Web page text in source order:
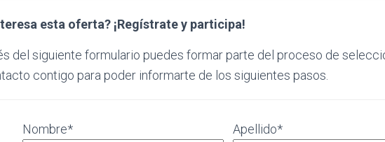
esta oferta? ¡Regístrate y participa!
del siguiente formulario puedes formar parte del proceso de
contigo para poder informarte de los siguientes pasos.
Nombre* Apellido*